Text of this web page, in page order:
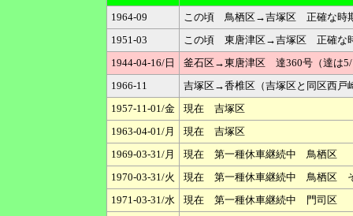
1964-09
この頃 鳥栖区→吉塚区 正確な時
1951-03
この頃 東唐津区→吉塚区 正確な
1944-04-16/日
釜石区→東唐津区 達360号（達は5/
1966-11
吉塚区→香椎区（吉塚区と同区西戸
1957-11-01/金
現在 吉塚区
1963-04-01/月
現在 吉塚区
1969-03-31/月
現在 第一種休車継続中 鳥栖区
1970-03-31/火
現在 第一種休車継続中 鳥栖区
1971-03-31/水
現在 第一種休車継続中 門司区